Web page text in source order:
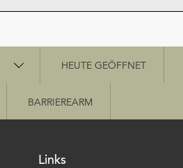
HEUTE GEÖFFNET
BARRIEREARM
Links